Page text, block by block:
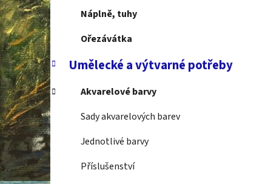
Náplně, tuhy
Ořezávátka
Umělecké a výtvarné potřeby
Akvarelové barvy
Sady akvarelových barev
Jednotlivé barvy
Příslušenství